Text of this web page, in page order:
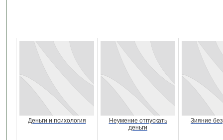
Деньги и психология
Неумение отпускать
деньги
Зияние